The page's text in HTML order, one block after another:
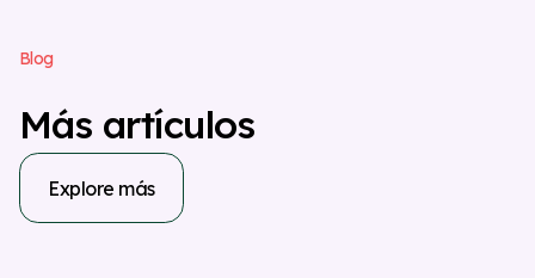
Blog
Más artículos
Explore más